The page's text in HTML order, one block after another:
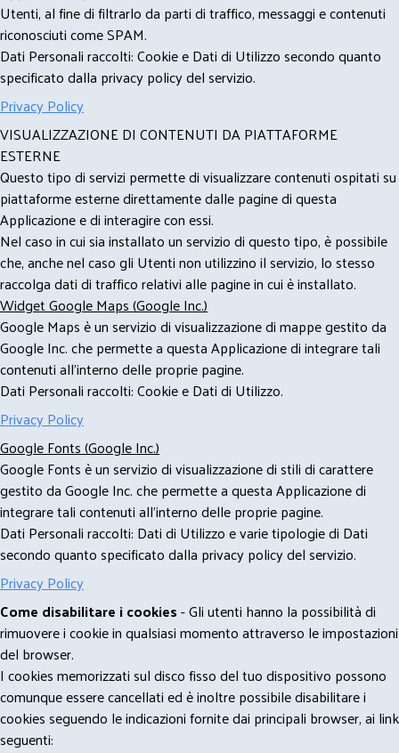
Utenti, al fine di filtrarlo da parti di traffico, messaggi e contenuti
riconosciuti come SPAM.
Dati Personali raccolti: Cookie e Dati di Utilizzo secondo quanto
specificato dalla privacy policy del servizio.
Privacy Policy
VISUALIZZAZIONE DI CONTENUTI DA PIATTAFORME
ESTERNE
Questo tipo di servizi permette di visualizzare contenuti ospitati su
piattaforme esterne direttamente dalle pagine di questa
Applicazione e di interagire con essi.
Nel caso in cui sia installato un servizio di questo tipo, è possibile
che, anche nel caso gli Utenti non utilizzino il servizio, lo stesso
raccolga dati di traffico relativi alle pagine in cui è installato.
Widget Google Maps (Google Inc.)
Google Maps è un servizio di visualizzazione di mappe gestito da
Google Inc. che permette a questa Applicazione di integrare tali
contenuti all'interno delle proprie pagine.
Dati Personali raccolti: Cookie e Dati di Utilizzo.
Privacy Policy
Google Fonts (Google Inc.)
Google Fonts è un servizio di visualizzazione di stili di carattere
gestito da Google Inc. che permette a questa Applicazione di
integrare tali contenuti all'interno delle proprie pagine.
Dati Personali raccolti: Dati di Utilizzo e varie tipologie di Dati
secondo quanto specificato dalla privacy policy del servizio.
Privacy Policy
Come disabilitare i cookies- Gli utenti hanno la possibilità di
rimuovere i cookie in qualsiasi momento attraverso le impostazioni
del browser.
I cookies memorizzati sul disco fisso del tuo dispositivo possono
comunque essere cancellati ed è inoltre possibile disabilitare i
cookies seguendo le indicazioni fornite dai principali browser, ai link
seguenti: